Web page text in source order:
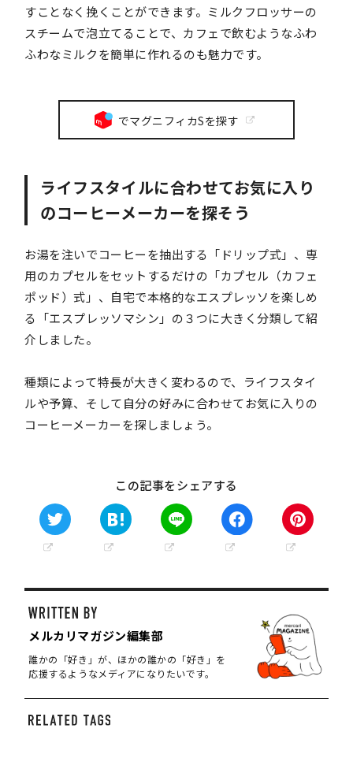
すことなく挽くことができます。ミルクフロッサーの
スチームで泡立てることで、カフェで飲むようなふわ
ふわなミルクを簡単に作れるのも魅力です。
でマグニフィカSを探す
ライフスタイルに合わせてお気に入り
のコーヒーメーカーを探そう
お湯を注いでコーヒーを抽出する「ドリップ式」、専
用のカプセルをセットするだけの「カプセル（カフェ
ポッド）式」、自宅で本格的なエスプレッソを楽しめ
る「エスプレッソマシン」の３つに大きく分類して紹
介しました。
種類によって特長が大きく変わるので、ライフスタイ
ルや予算、そして自分の好みに合わせてお気に入りの
コーヒーメーカーを探しましょう。
この記事をシェアする
メルカリマガジン編集部
誰かの「好き」が、ほかの誰かの「好き」を
応援するようなメディアになりたいです。